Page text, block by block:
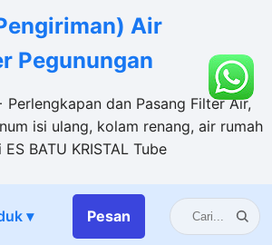
Air
Pegunungan
Perlengkapan dan Pasang Filter Air,
isi ulang, kolam renang, air rumah
BATU KRISTAL Tube
▾ Pesan